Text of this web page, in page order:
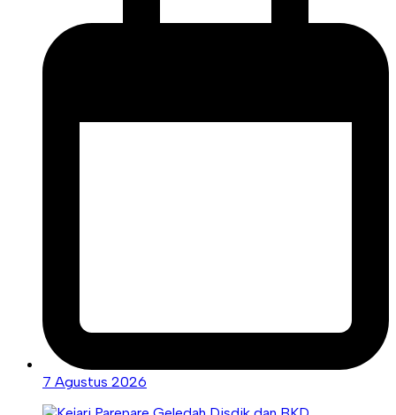
7 Agustus 2026